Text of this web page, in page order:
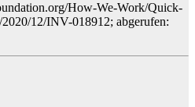
How-We-Work/Quick-
12/INV-018912; abgerufen: